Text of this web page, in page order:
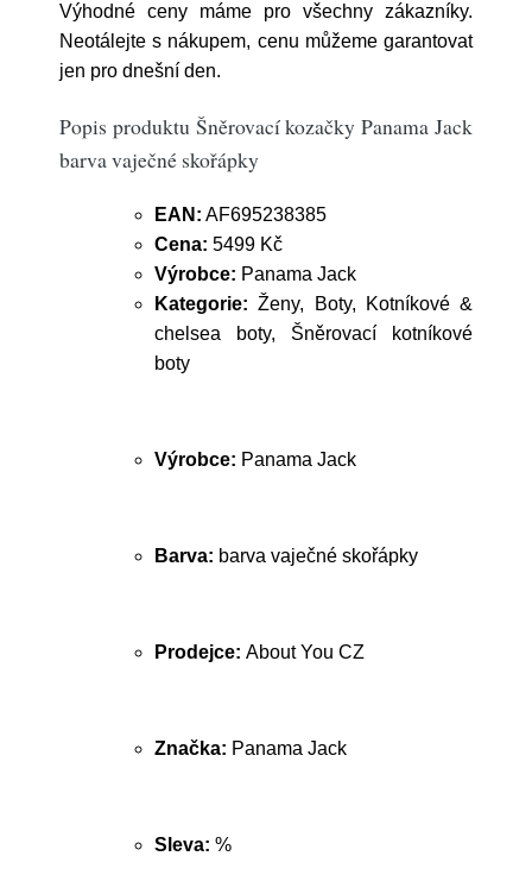
Výhodné ceny máme pro všechny zákazníky.
Neotálejte s nákupem, cenu můžeme garantovat
jen pro dnešní den.
Popis produktu Šněrovací kozačky Panama Jack
barva vaječné skořápky
EAN: AF695238385
Cena: 5499 Kč
Výrobce: Panama Jack
Kategorie: Ženy, Boty, Kotníkové &
chelsea boty, Šněrovací kotníkové
boty
Výrobce: Panama Jack
Barva: barva vaječné skořápky
Prodejce: About You CZ
Značka: Panama Jack
Sleva: %